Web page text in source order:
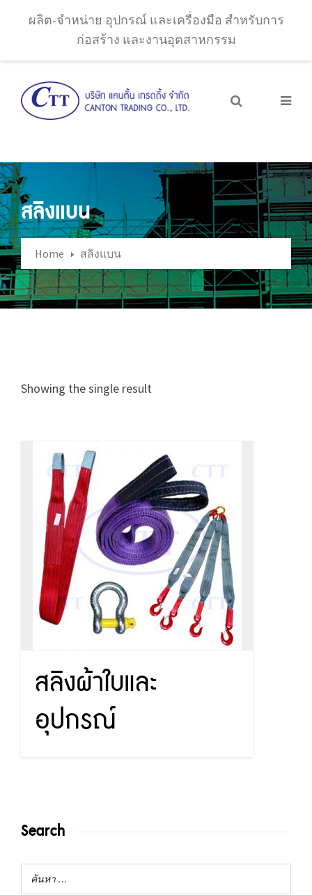
ผลิต-จำหน่าย อุปกรณ์ และเครื่องมือ สำหรับการ
ก่อสร้าง และงานอุตสาหกรรม
สลิงแบน
Home สลิงแบน
Showing the single result
สลิงผ้าใบและ
อุปกรณ์
Search